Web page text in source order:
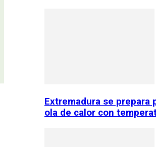
Extremadura se prepara
ola de calor con